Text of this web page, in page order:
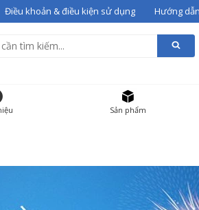
Điều khoản & điều kiện sử dụng Hướng
Sản phẩm
SỐ LƯỢNG